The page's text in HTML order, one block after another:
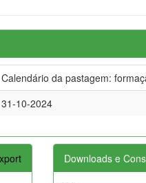
Calendário da pastagem:
31-10-2024
Downloads e